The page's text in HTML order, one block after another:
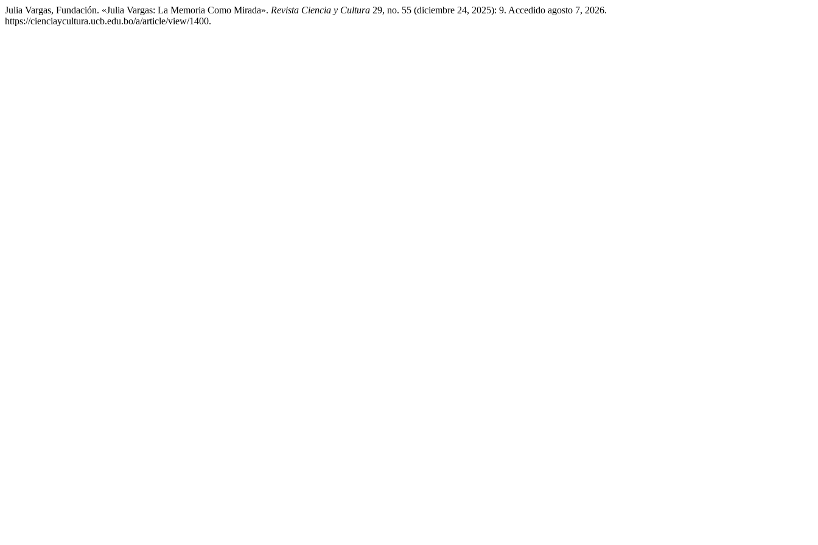
Julia Vargas, Fundación. «Julia Vargas: La Memoria Como Mirada». Revista Ciencia y Cultura 29, no. 55 (diciembre 24, 2025): 9. Accedido agosto 7, 2026.
https://cienciaycultura.ucb.edu.bo/a/article/view/1400.